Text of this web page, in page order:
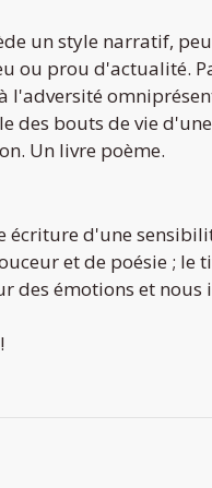
un style narratif,
ou prou d'actualité.
l'adversité
des bouts de vie
Un livre poème.
écriture d'une
et de poésie ;
des émotions et